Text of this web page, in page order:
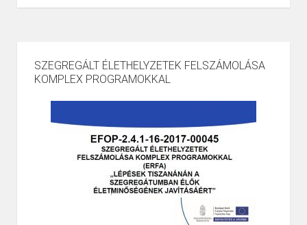
SZEGREGÁLT ÉLETHELYZETEK FELSZÁMOLÁSA
KOMPLEX PROGRAMOKKAL